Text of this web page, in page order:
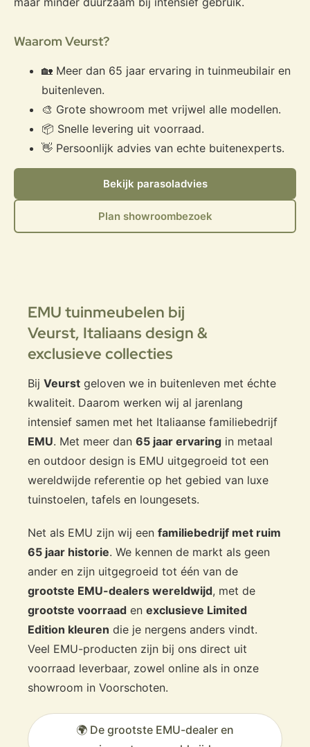
Waarom Veurst?
🏡 Meer dan 65 jaar ervaring in tuinmeubilair en
buitenleven.
🎨 Grote showroom met vrijwel alle modellen.
📦 Snelle levering uit voorraad.
👋 Persoonlijk advies van echte buitenexperts.
Bekijk parasoladvies
Plan showroombezoek
EMU tuinmeubelen bij
Veurst, Italiaans design &
exclusieve collecties
Bij Veurst geloven we in buitenleven met échte
kwaliteit. Daarom werken wij al jarenlang
intensief samen met het Italiaanse familiebedrijf
EMU. Met meer dan 65 jaar ervaring in metaal
en outdoor design is EMU uitgegroeid tot een
wereldwijde referentie op het gebied van luxe
tuinstoelen, tafels en loungesets.
Net als EMU zijn wij een familiebedrijf met ruim
65 jaar historie. We kennen de markt als geen
ander en zijn uitgegroeid tot één van de
grootste EMU-dealers wereldwijd, met de
grootste voorraad en exclusieve Limited
Edition kleuren die je nergens anders vindt.
Veel EMU-producten zijn bij ons direct uit
voorraad leverbaar, zowel online als in onze
showroom in Voorschoten.
🌍 De grootste EMU-dealer en